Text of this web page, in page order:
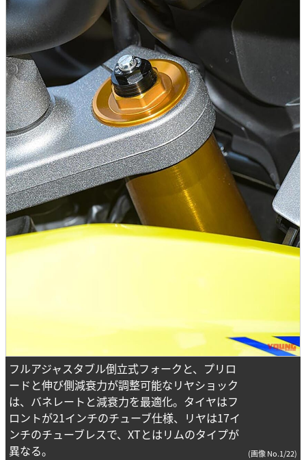
フルアジャスタブル倒立式フォークと、プリロ
ードと伸び側減衰力が調整可能なリヤショック
は、バネレートと減衰力を最適化。タイヤはフ
ロントが21インチのチューブ仕様、リヤは17イ
ンチのチューブレスで、XTとはリムのタイプが
異なる。
(画像 No.1/22)